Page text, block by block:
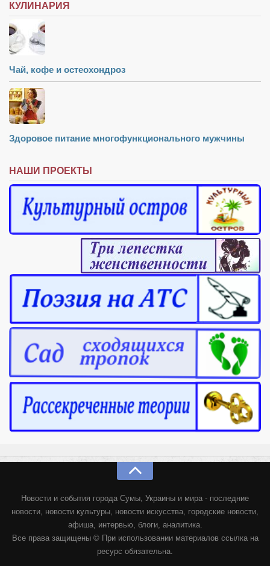
КУЛИНАРИЯ
Чай, кофе и остеохондроз
Здоровое питание многофункционального мужчины
НАШИ ПРОЕКТЫ
Новости и события города Сумы, Украины и мира - последние
новости, новости культуры, новости искусства, городские новости,
афиша, интервью, блоги, аналитика.
Все права защищены © При использовании материалов ссылка на
ресурс обязательна.